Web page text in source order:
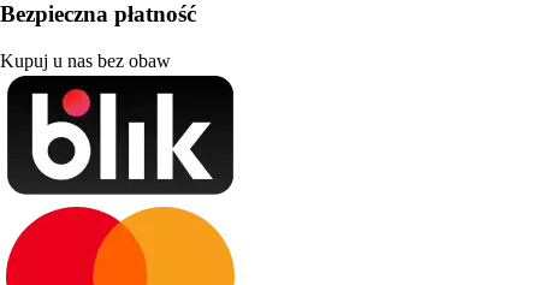
Bezpieczna płatność
Kupuj u nas bez obaw